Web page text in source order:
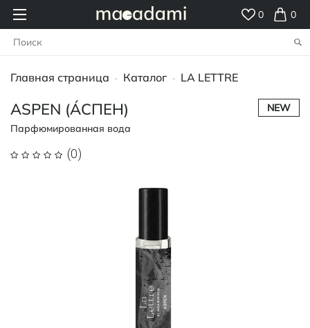
0 0
Главная страница - Каталог - LA LETTRE
ASPEN (ÁСПЕН)
NEW
Парфюмированная вода
(0)